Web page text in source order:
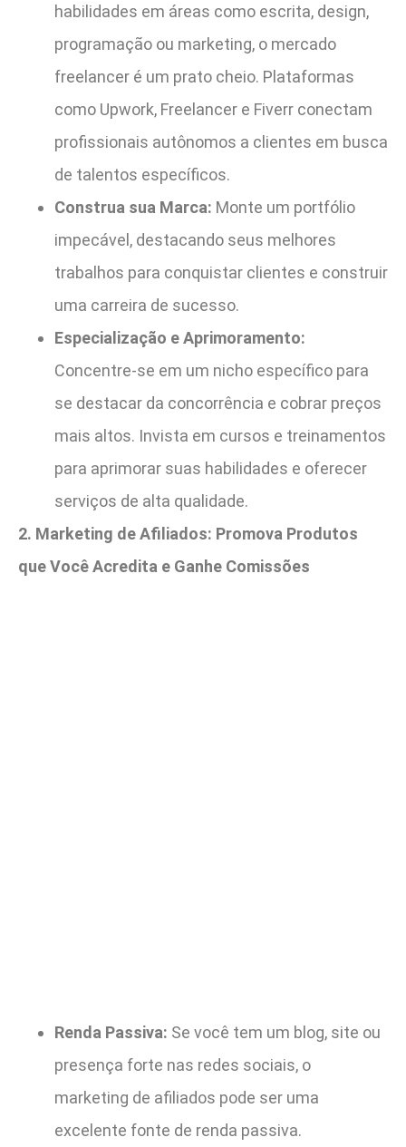
habilidades em áreas como escrita, design,
programação ou marketing, o mercado
freelancer é um prato cheio. Plataformas
como Upwork, Freelancer e Fiverr conectam
profissionais autônomos a clientes em busca
de talentos específicos.
Construa sua Marca: Monte um portfólio
impecável, destacando seus melhores
trabalhos para conquistar clientes e construir
uma carreira de sucesso.
Especialização e Aprimoramento:
Concentre-se em um nicho específico para
se destacar da concorrência e cobrar preços
mais altos. Invista em cursos e treinamentos
para aprimorar suas habilidades e oferecer
serviços de alta qualidade.
2. Marketing de Afiliados: Promova Produtos
que Você Acredita e Ganhe Comissões
Renda Passiva: Se você tem um blog, site ou
presença forte nas redes sociais, o
marketing de afiliados pode ser uma
excelente fonte de renda passiva.